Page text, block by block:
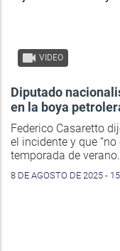
VIDEO
Diputado
en la boya
Federico Casaretto
el incidente y que
temporada de verano.
8 DE AGOSTO DE 2025 -